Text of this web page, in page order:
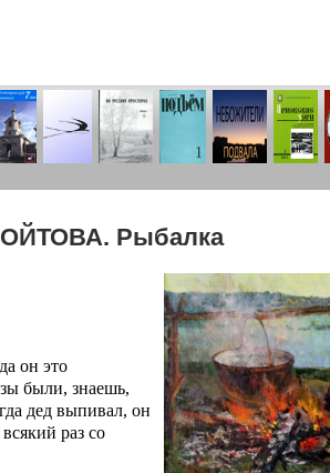
Рыбалка
он это
были, знаешь,
дед выпивал, он
раз со